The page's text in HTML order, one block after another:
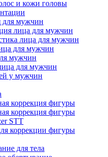
и кожи головы
для мужчин
лица для мужчин
лица для мужчин
для мужчин
мужчин
для мужчин
у мужчин
коррекция фигуры
коррекция фигуры
STT
коррекции фигуры
для тела